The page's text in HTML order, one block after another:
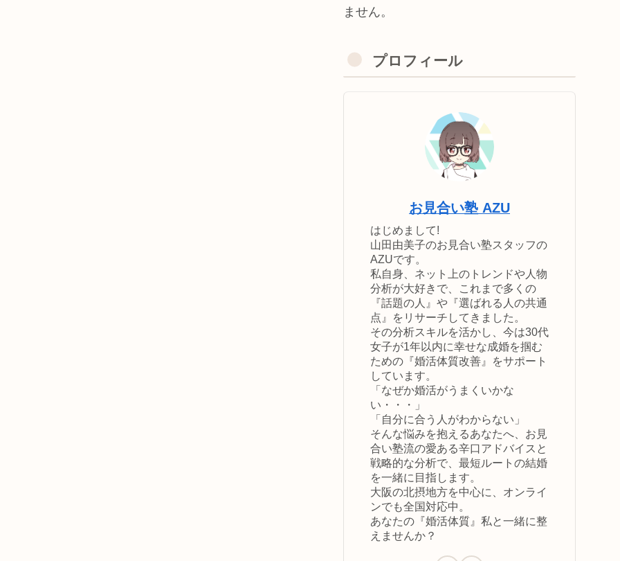
ません。
プロフィール
お見合い塾 AZU
はじめまして!
山田由美子のお見合い塾スタッフの
AZUです。
私自身、ネット上のトレンドや人物
分析が大好きで、これまで多くの
『話題の人』や『選ばれる人の共通
点』をリサーチしてきました。
その分析スキルを活かし、今は30代
女子が1年以内に幸せな成婚を掴む
ための『婚活体質改善』をサポート
しています。
「なぜか婚活がうまくいかな
い・・・」
「自分に合う人がわからない」
そんな悩みを抱えるあなたへ、お見
合い塾流の愛ある辛口アドバイスと
戦略的な分析で、最短ルートの結婚
を一緒に目指します。
大阪の北摂地方を中心に、オンライ
ンでも全国対応中。
あなたの『婚活体質』私と一緒に整
えませんか？